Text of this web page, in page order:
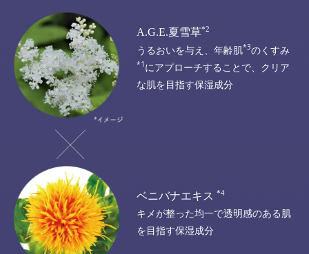
A.G.E.夏雪草*2
うるおいを与え、年齢肌*3のくすみ
*1 にアプローチすることで、 クリア
な肌を目指す保湿成分
ベニバナエキス *4
キメが整った均一で透明感のある肌
を目指す保湿成分